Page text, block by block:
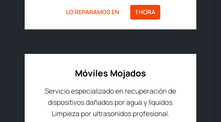
LO REPARAMOS EN 1 HORA
Móviles Mojados
Servicio especializado en recuperación de
dispositivos dañados por agua y líquidos.
Limpieza por ultrasonidos profesional.